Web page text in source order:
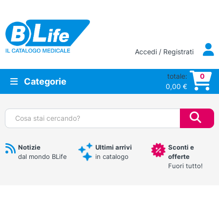
Vai al contenuto principale
Accedi / Registrati
Categorie
totale:
0,00 €
0
Cerca:
Notizie
dal mondo BLife
Ultimi arrivi
in catalogo
Sconti e
offerte
Fuori tutto!